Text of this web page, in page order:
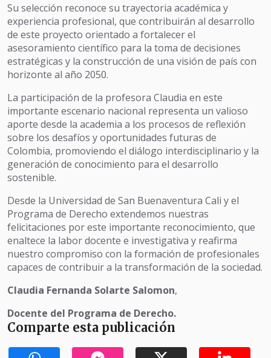
Su selección reconoce su trayectoria académica y
experiencia profesional, que contribuirán al desarrollo
de este proyecto orientado a fortalecer el
asesoramiento científico para la toma de decisiones
estratégicas y la construcción de una visión de país con
horizonte al año 2050.
La participación de la profesora Claudia en este
importante escenario nacional representa un valioso
aporte desde la academia a los procesos de reflexión
sobre los desafíos y oportunidades futuras de
Colombia, promoviendo el diálogo interdisciplinario y la
generación de conocimiento para el desarrollo
sostenible.
Desde la Universidad de San Buenaventura Cali y el
Programa de Derecho extendemos nuestras
felicitaciones por este importante reconocimiento, que
enaltece la labor docente e investigativa y reafirma
nuestro compromiso con la formación de profesionales
capaces de contribuir a la transformación de la sociedad.
Claudia Fernanda Solarte Salomon,
Docente del Programa de Derecho.
Comparte esta publicación